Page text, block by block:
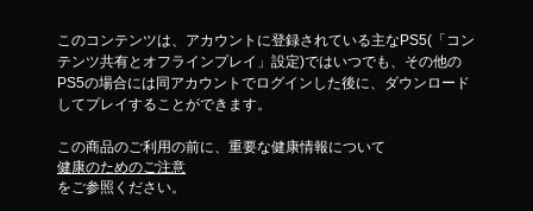
このコンテンツは、アカウントに登録されている主なPS5(「コン
テンツ共有とオフラインプレイ」設定)ではいつでも、その他の
PS5の場合には同アカウントでログインした後に、ダウンロード
してプレイすることができます。
この商品のご利用の前に、重要な健康情報について
健康のためのご注意
をご参照ください。